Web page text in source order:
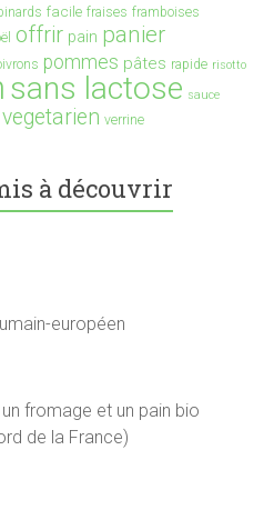
facile fraises framboises
offrir pain panier
pommes pâtes rapide risotto
sans lactose sauce
vegetarien verrine
à découvrir
européen
fromage et un pain bio
de la France)